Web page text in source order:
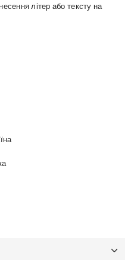
літер або тексту на